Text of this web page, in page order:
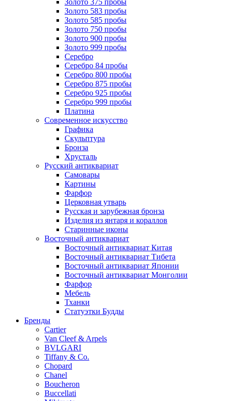
Золото 375 пробы
Золото 583 пробы
Золото 585 пробы
Золото 750 пробы
Золото 900 пробы
Золото 999 пробы
Серебро
Серебро 84 пробы
Серебро 800 пробы
Серебро 875 пробы
Серебро 925 пробы
Серебро 999 пробы
Платина
Современное искусство
Графика
Скульптура
Бронза
Хрусталь
Русский антиквариат
Самовары
Картины
Фарфор
Церковная утварь
Русская и зарубежная бронза
Изделия из янтаря и кораллов
Старинные иконы
Восточный антиквариат
Восточный антиквариат Китая
Восточный антиквариат Тибета
Восточный антиквариат Японии
Восточный антиквариат Монголии
Фарфор
Мебель
Тханки
Статуэтки Будды
Бренды
Cartier
Van Cleef & Arpels
BVLGARI
Tiffany & Co.
Chopard
Chanel
Boucheron
Buccellati